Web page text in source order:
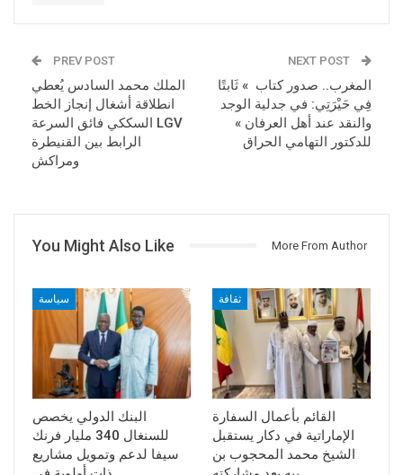
PREV POST
الملك محمد السادس يُعطي
انطلاقة أشغال إنجاز الخط
السككي فائق السرعة LGV
الرابط بين القنيطرة
ومراكش
NEXT POST
المغرب.. صدور كتاب » ثَابتًا
فِي حَيْرَتِي: في جدلية الوجد
والنقد عند أهل العرفان »
للدكتور التهامي الحراق
You Might Also Like More From Author
سياسة
البنك الدولي يخصص
للسنغال 340 مليار فرنك
سيفا لدعم وتمويل مشاريع
ثقافة
القائم بأعمال السفارة
الإماراتية في دكار يستقبل
الشيخ محمد المحجوب بن